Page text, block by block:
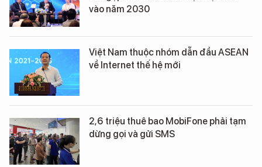
vào năm 2030
Việt Nam thuộc nhóm dẫn đầu ASEAN
về Internet thế hệ mới
2,6 triệu thuê bao MobiFone phải tạm
dừng gọi và gửi SMS